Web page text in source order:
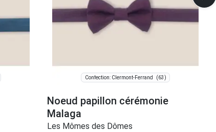
Confection: Clermont-Ferrand (63)
Noeud papillon cérémonie
Malaga
Les Mômes des Dômes